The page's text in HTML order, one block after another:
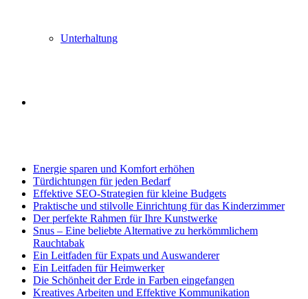
Unterhaltung
Energie sparen und Komfort erhöhen
Türdichtungen für jeden Bedarf
Effektive SEO-Strategien für kleine Budgets
Praktische und stilvolle Einrichtung für das Kinderzimmer
Der perfekte Rahmen für Ihre Kunstwerke
Snus – Eine beliebte Alternative zu herkömmlichem
Rauchtabak
Ein Leitfaden für Expats und Auswanderer
Ein Leitfaden für Heimwerker
Die Schönheit der Erde in Farben eingefangen
Kreatives Arbeiten und Effektive Kommunikation